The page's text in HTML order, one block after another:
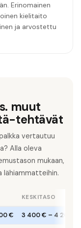
Erinomainen
kielitaito
ja arvostettu
muut
tehtävät
vertautuu
Alla oleva
mukaan,
lähiammatteihin.
KESKITASO
€ 3 400 € – 4 200 €